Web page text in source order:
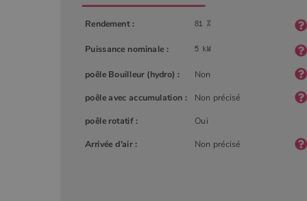
Rendement :
Puissance nominale :
poêle Bouilleur (hydro) : Non
poêle avec accumulation :
Non précisé
poêle rotatif :
Oui
Arrivée d'air : Non précisé
Domaine
Google
_gat_UA-627591-
7
Bad
__Secure-ROLLOUT_TOKEN